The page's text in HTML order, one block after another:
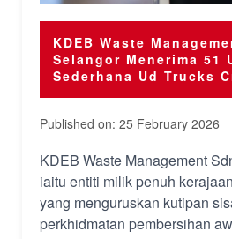
KDEB Waste
Selangor Menerima 51
Sederhana Ud Trucks
Published on: 25 February 2026
KDEB Waste Management
iaitu entiti milik penuh
yang menguruskan kutipan
perkhidmatan pembersihan